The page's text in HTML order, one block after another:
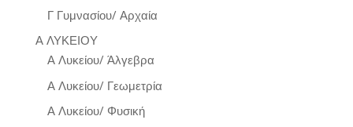
Γ Γυμνασίου/ Αρχαία
Α ΛΥΚΕΙΟΥ
Α Λυκείου/ Άλγεβρα
Α Λυκείου/ Γεωμετρία
Α Λυκείου/ Φυσική